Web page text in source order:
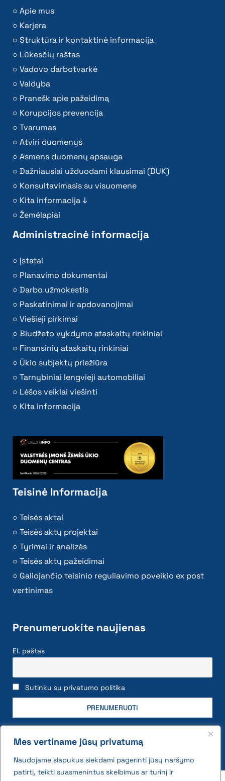
Mes vertiname jūsų privatumą
Naudojame slapukus siekdami pagerinti jūsų naršymo
patirtį, teikti suasmenintus skelbimus ar turinį ir
Apie mus
Karjera
Struktūra ir kontaktinė informacija
Lūkesčių raštas
Vadovo darbotvarkė
Valdyba
Pranešk apie pažeidimą
Korupcijos prevencija
Tvarumas
Atviri duomenys
Asmens duomenų apsauga
Dažniausiai užduodami klausimai (DUK)
Konsultavimasis su visuomene
Kita informacija ↓
Žemėlapiai
Administracinė informacija
Įstatai
Planavimo dokumentai
Darbo užmokestis
Paskatinimai ir apdovanojimai
Viešieji pirkimai
Biudžeto vykdymo ataskaitų rinkiniai
Finansinių ataskaitų rinkiniai
Ūkio subjektų priežiūra
Tarnybiniai lengvieji automobiliai
Lėšos veiklai viešinti
Kita informacija
Teisinė Informacija
Teisės aktai
Teisės aktų projektai
Tyrimai ir analizės
Teisės aktų pažeidimai
Galiojančio teisinio reguliavimo poveikio ex post
vertinimas
Prenumeruokite naujienas
El. paštas
Sutinku su privatumo politika
2026 © All rights reserved | VĮ Žemės ūkio duomenų